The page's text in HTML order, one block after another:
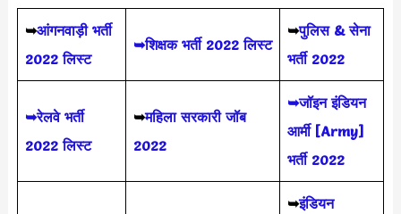
➥आंगनवाड़ी भर्ती
2022 लिस्ट
➥शिक्षक भर्ती 2022 लिस्ट
➥पुलिस & सेना
भर्ती 2022
➥रेलवे भर्ती
2022 लिस्ट
➥महिला सरकारी जॉब
2022
➥जॉइन इंडियन
आर्मी [Army]
भर्ती 2022
➥इंडियन